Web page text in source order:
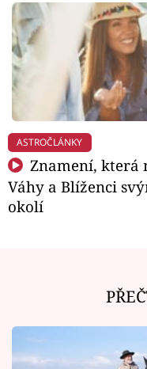
ASTROČLÁNKY
Znamení,
Váhy a Blíženci
okolí